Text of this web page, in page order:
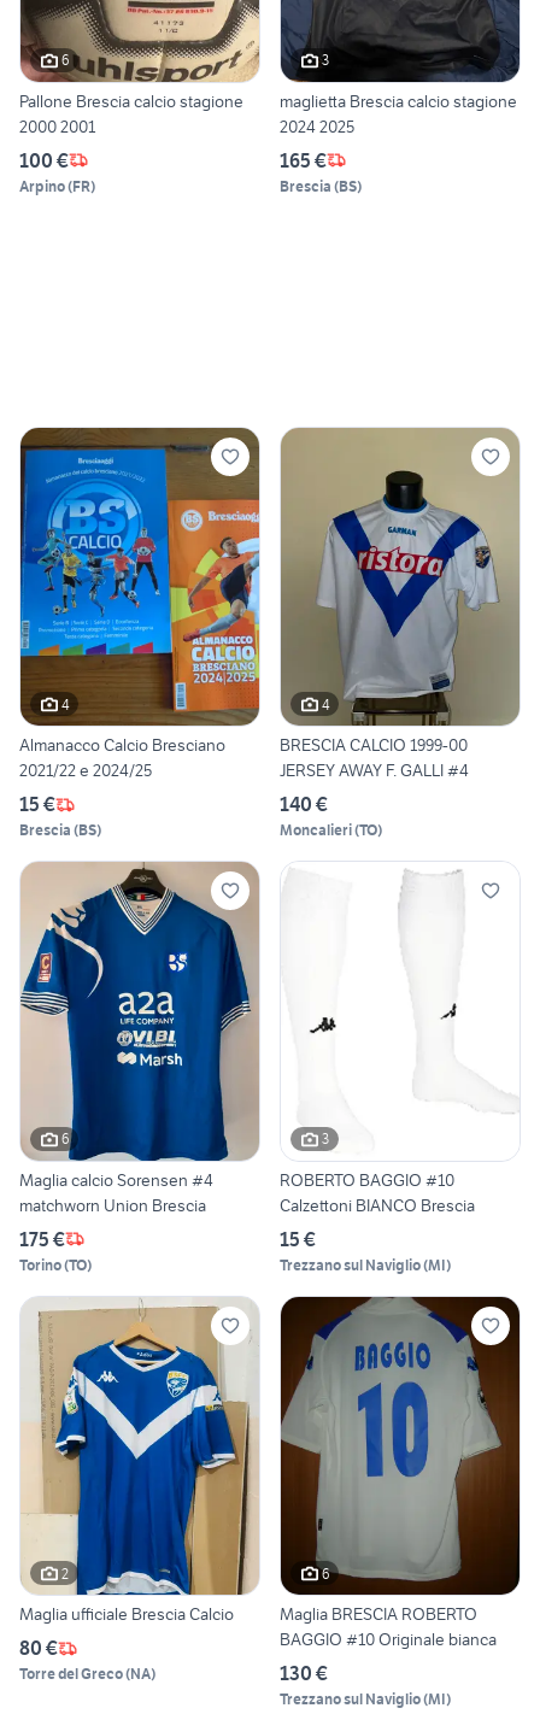
6
Pallone Brescia calcio stagione
2000 2001
100 €
Arpino(FR)
3
maglietta Brescia calcio stagione
2024 2025
165 €
Brescia (BS)
4
Almanacco Calcio Bresciano
2021/22 e 2024/25
15 €
Brescia (BS)
4
BRESCIA CALCIO 1999-00
JERSEY AWAY F. GALLI #4
140 €
Moncalieri(TO)
6
Maglia calcio Sorensen #4
matchworn Union Brescia
175 €
Torino(TO)
3
ROBERTO BAGGIO #10
Calzettoni BIANCO Brescia
15 €
Trezzano sul Naviglio(MI)
2
Maglia ufficiale Brescia Calcio
80 €
Torre del Greco(NA)
6
Maglia BRESCIA ROBERTO
BAGGIO #10 Originale bianca
130 €
Trezzano sul Naviglio(MI)